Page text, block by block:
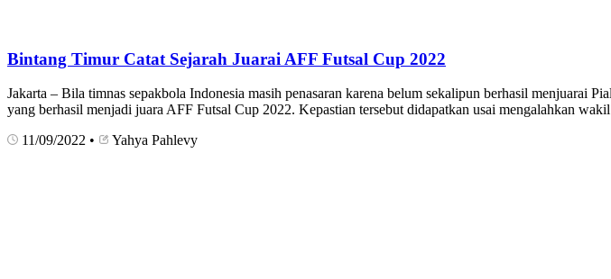
Bintang Timur Catat Sejarah Juarai AFF Futsal Cup 2022
Jakarta – Bila timnas sepakbola Indonesia masih penasaran karena belum sekalipun berhasil menjuarai
yang berhasil menjadi juara AFF Futsal Cup 2022. Kepastian tersebut didapatkan usai mengalahkan
11/09/2022 • Yahya Pahlevy